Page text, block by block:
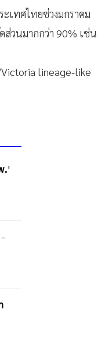
เทศไทยช่วงมกราคม
วนมากกว่า 90% เช่น
lineage-like
.'